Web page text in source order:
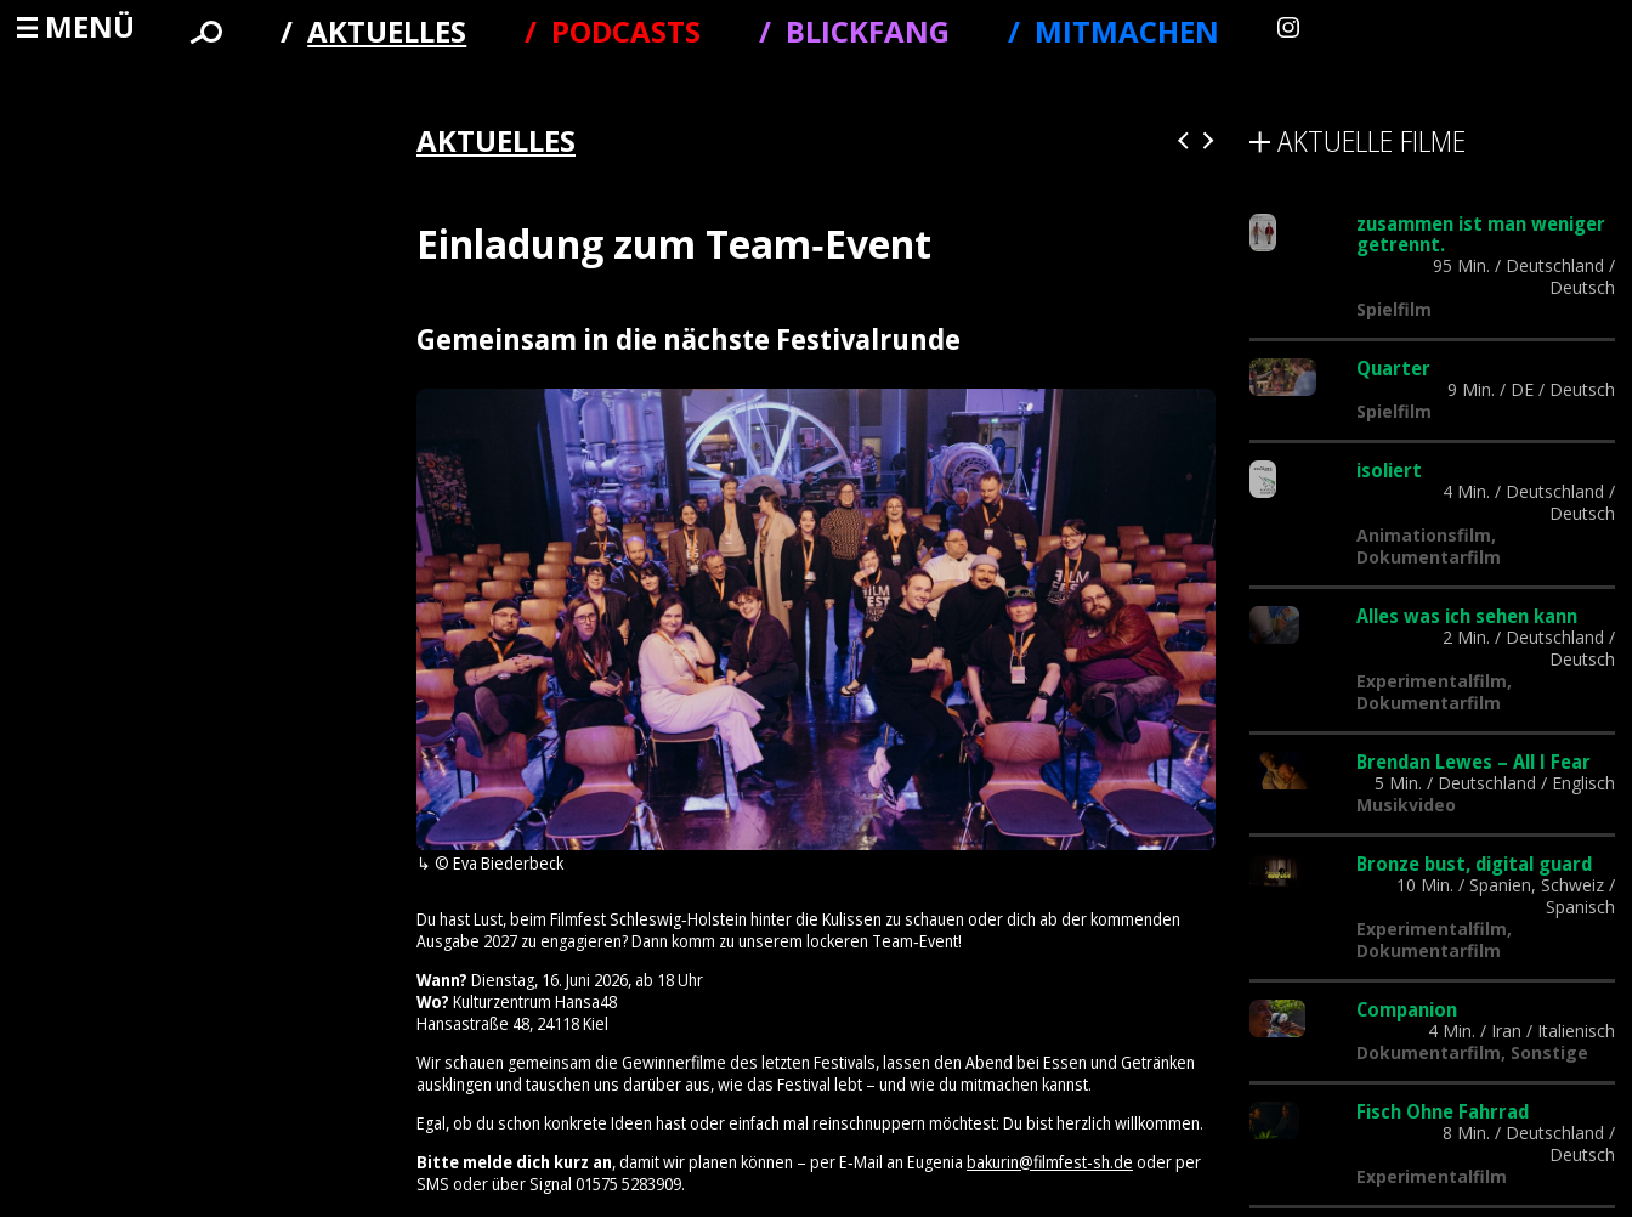
MENÜ AKTUELLES PODCASTS BLICKFANG MITMACHEN
AKTUELLES
Einladung zum Team‑Event
Gemeinsam in die nächste Festivalrunde
© Eva Biederbeck
Du hast Lust, beim Filmfest Schleswig‑Holstein hinter die Kulissen zu schauen oder dich ab der kommenden
Ausgabe 2027 zu engagieren? Dann komm zu unserem lockeren Team‑Event!
Wann? Dienstag, 16. Juni 2026, ab 18 Uhr
Wo? Kulturzentrum Hansa48
Hansastraße 48, 24118 Kiel
Wir schauen gemeinsam die Gewinnerfilme des letzten Festivals, lassen den Abend bei Essen und Getränken
ausklingen und tauschen uns darüber aus, wie das Festival lebt – und wie du mitmachen kannst.
Egal, ob du schon konkrete Ideen hast oder einfach mal reinschnuppern möchtest: Du bist herzlich willkommen.
Bitte melde dich kurz an, damit wir planen können – per E‑Mail an Eugenia bakurin@filmfest-sh.de oder per
SMS oder über Signal 01575 5283909⁩.
AKTUELLE FILME
zusammen ist man weniger
getrennt.
95 Min. / Deutschland /
Deutsch
Spielfilm
Quarter
9 Min. / DE / Deutsch
Spielfilm
isoliert
4 Min. / Deutschland /
Deutsch
Animationsfilm,
Dokumentarfilm
Alles was ich sehen kann
2 Min. / Deutschland /
Deutsch
Experimentalfilm,
Dokumentarfilm
Brendan Lewes – All I Fear
5 Min. / Deutschland / Englisch
Musikvideo
Bronze bust, digital guard
10 Min. / Spanien, Schweiz /
Spanisch
Experimentalfilm,
Dokumentarfilm
Companion
4 Min. / Iran / Italienisch
Dokumentarfilm, Sonstige
Fisch Ohne Fahrrad
8 Min. / Deutschland /
Deutsch
Experimentalfilm